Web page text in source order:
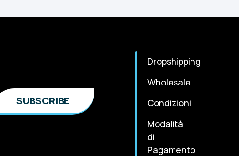
Dropshipping
Wholesale
Condizioni
Modalità
di
Pagamento